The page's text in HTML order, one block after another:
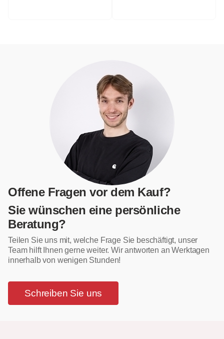
Offene Fragen vor dem Kauf?
Sie wünschen eine persönliche
Beratung?
Teilen Sie uns mit, welche Frage Sie beschäftigt, unser
Team hilft Ihnen gerne weiter. Wir antworten an Werktagen
innerhalb von wenigen Stunden!
Schreiben Sie uns